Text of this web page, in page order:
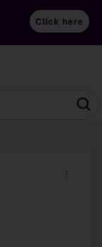
Click here